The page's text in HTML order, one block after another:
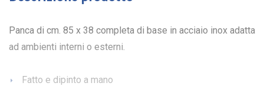
Panca di cm. 85 x 38 completa di base in acciaio inox adatta
ad ambienti interni o esterni.
Fatto e dipinto a mano